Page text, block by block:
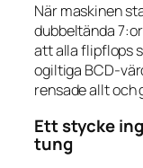
När maskinen
dubbeltända
att alla flipflops
ogiltiga BCD-
rensade allt och
Ett stycke
tung